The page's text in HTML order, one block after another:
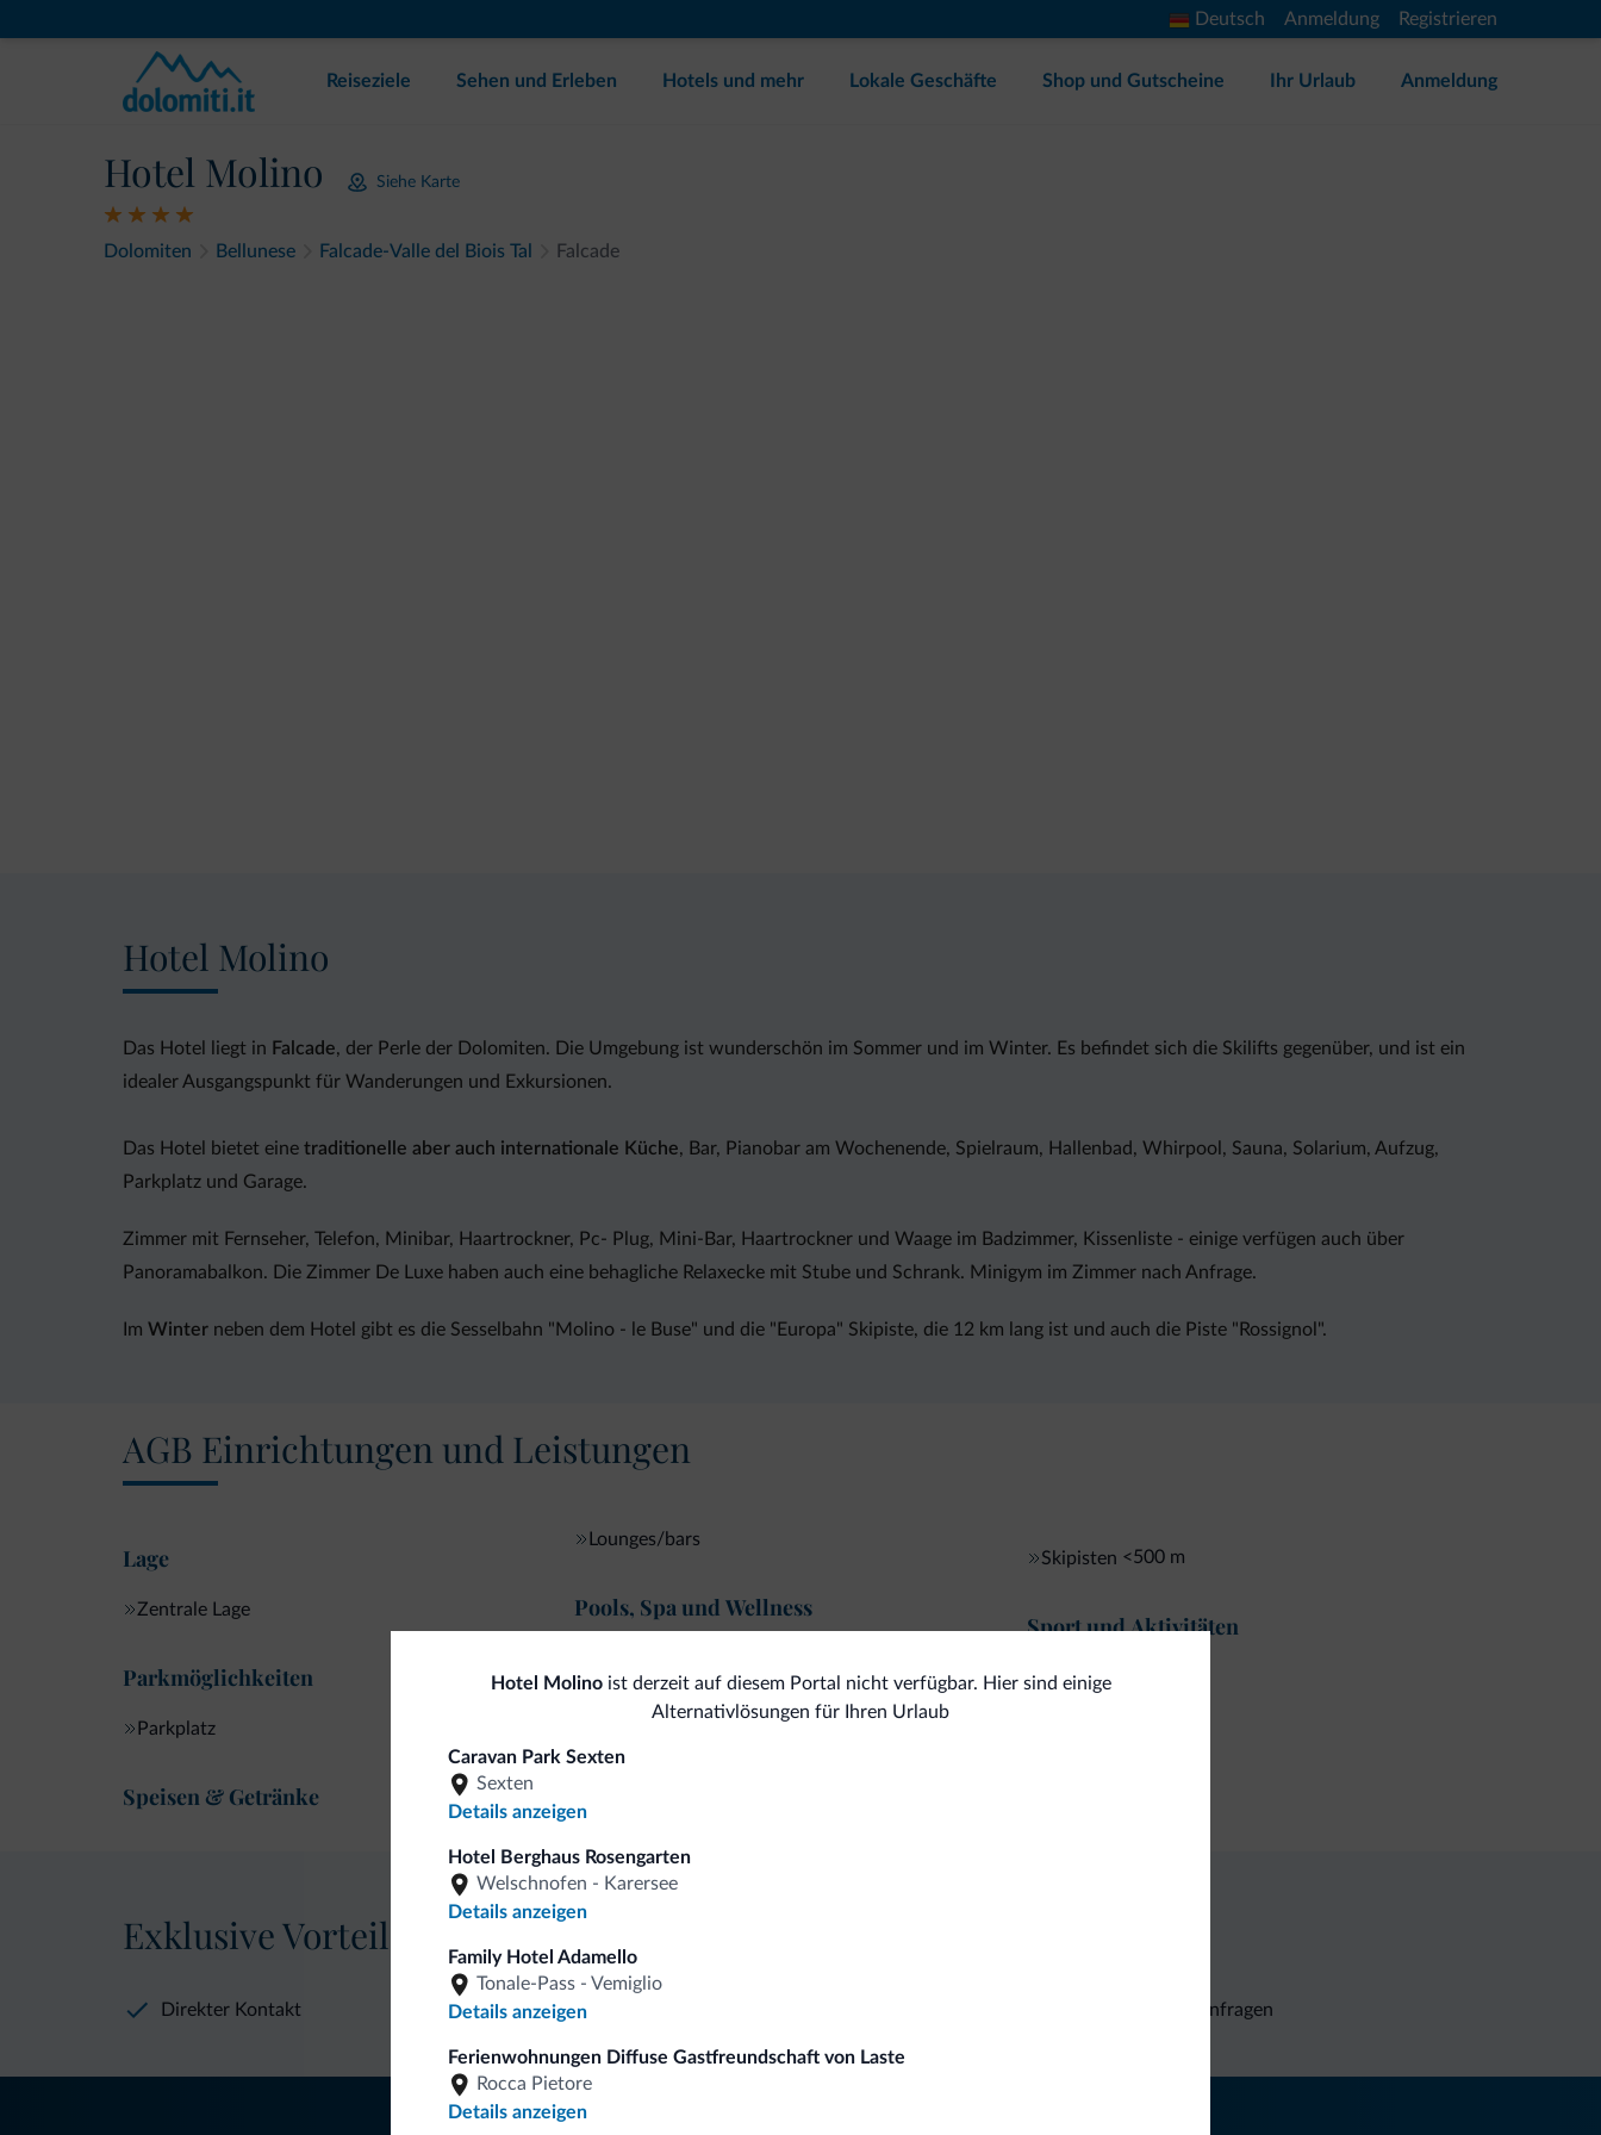
Deutsch Anmeldung Registrieren
Reiseziele Sehen und Erleben Hotels und mehr Lokale Geschäfte Shop und Gutscheine Ihr Urlaub Anmeldung
Hotel Molino Siehe Karte
Dolomiten Bellunese Falcade-Valle del Biois Tal Falcade
Hotel Molino
Das Hotel liegt in Falcade, der Perle der Dolomiten. Die Umgebung ist wunderschön im Sommer und im Winter. Es befindet sich die Skilifts gegenüber, und ist ein
idealer Ausgangspunkt für Wanderungen und Exkursionen.
Das Hotel bietet eine traditionelle aber auch internationale Küche, Bar, Pianobar am Wochenende, Spielraum, Hallenbad, Whirpool, Sauna, Solarium, Aufzug,
Parkplatz und Garage.
Zimmer mit Fernseher, Telefon, Minibar, Haartrockner, Pc- Plug, Mini-Bar, Haartrockner und Waage im Badzimmer, Kissenliste - einige verfügen auch über
Panoramabalkon. Die Zimmer De Luxe haben auch eine behagliche Relaxecke mit Stube und Schrank. Minigym im Zimmer nach Anfrage.
Im Winter neben dem Hotel gibt es die Sesselbahn "Molino - le Buse" und die "Europa" Skipiste, die 12 km lang ist und auch die Piste "Rossignol".
AGB Einrichtungen und Leistungen
Lage
Zentrale Lage
Parkmöglichkeiten
Parkplatz
Speisen & Getränke
Lounges/bars
Pools, Spa und Wellness
Spa
Solarium
Ski
Skipisten <500 m
Sport und Aktivitäten
Trekkingwege
Hotel Molinoist derzeit auf diesem Portal nicht verfügbar. Hier sind einige
Alternativlösungen für Ihren Urlaub
Caravan Park Sexten
Sexten
Details anzeigen
Hotel Berghaus Rosengarten
Welschnofen - Karersee
Details anzeigen
Family Hotel Adamello
Tonale-Pass - Vemiglio
Details anzeigen
Ferienwohnungen Diffuse Gastfreundschaft von Laste
Rocca Pietore
Details anzeigen
Exklusive Vorteile von Dolomiti.it
Direkter Kontakt Unverbindliche Anfragen